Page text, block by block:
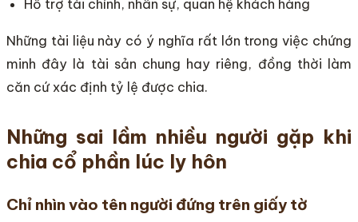
Hỗ trợ tài chính, nhân sự, quan hệ khách hàng
Những tài liệu này có ý nghĩa rất lớn trong việc chứng
minh đây là tài sản chung hay riêng, đồng thời làm
căn cứ xác định tỷ lệ được chia.
Những sai lầm nhiều người gặp khi
chia cổ phần lúc ly hôn
Chỉ nhìn vào tên người đứng trên giấy tờ